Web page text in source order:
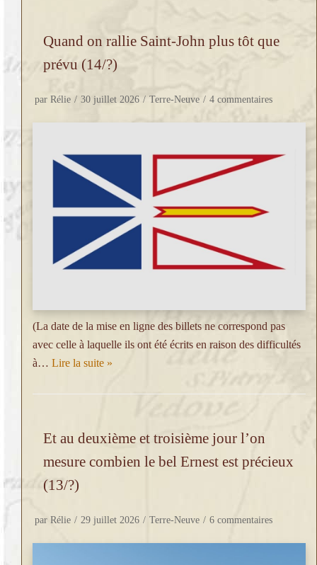
Quand on rallie Saint-John plus tôt que
prévu (14/?)
par Rélie 30 juillet 2026 Terre-Neuve 4 commentaires
(La date de la mise en ligne des billets ne correspond pas
avec celle à laquelle ils ont été écrits en raison des difficultés
à… Lire la suite »
Et au deuxième et troisième jour l’on
mesure combien le bel Ernest est précieux
(13/?)
par Rélie 29 juillet 2026 Terre-Neuve 6 commentaires